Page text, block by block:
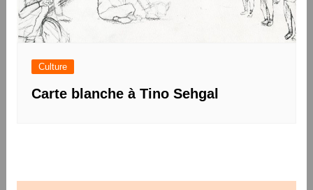
Culture
Carte blanche à Tino Sehgal